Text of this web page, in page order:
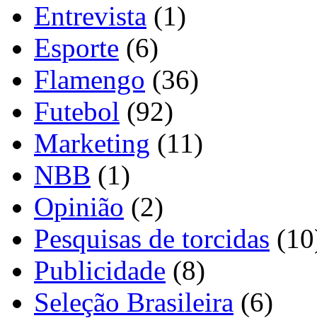
Entrevista (1)
Esporte (6)
Flamengo (36)
Futebol (92)
Marketing (11)
NBB (1)
Opinião (2)
Pesquisas de torcidas
Publicidade (8)
Seleção Brasileira (6)